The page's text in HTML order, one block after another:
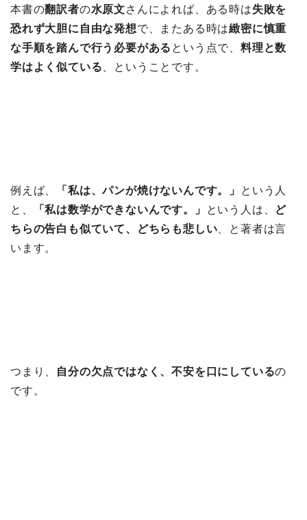
本書の翻訳者の水原文さんによれば、ある時は失敗を
恐れず大胆に自由な発想で、またある時は緻密に慎重
な手順を踏んで行う必要がある という点で、料理と数
学はよく似ている 、ということです。
例えば、 「私は、パンが焼けないんです。」
という人
と、
「私は数学ができないんです。」 という人は、 ど
ちらの告白も似ていて、どちらも悲しい 、と著者は言
います。
つまり、 自分の欠点ではなく、不安を口にしているの
です。